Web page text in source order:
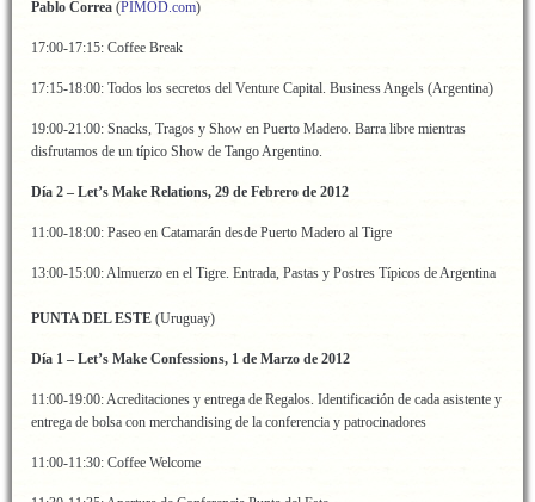
Pablo Correa (PIMOD.com)
17:00-17:15: Coffee Break
17:15-18:00: Todos los secretos del Venture Capital. Business Angels (Argentina)
19:00-21:00: Snacks, Tragos y Show en Puerto Madero. Barra libre mientras
disfrutamos de un típico Show de Tango Argentino.
Día 2 – Let’s Make Relations, 29 de Febrero de 2012
11:00-18:00: Paseo en Catamarán desde Puerto Madero al Tigre
13:00-15:00: Almuerzo en el Tigre. Entrada, Pastas y Postres Típicos de Argentina
PUNTA DEL ESTE (Uruguay)
Día 1 – Let’s Make Confessions, 1 de Marzo de 2012
11:00-19:00: Acreditaciones y entrega de Regalos. Identificación de cada asistente y
entrega de bolsa con merchandising de la conferencia y patrocinadores
11:00-11:30: Coffee Welcome